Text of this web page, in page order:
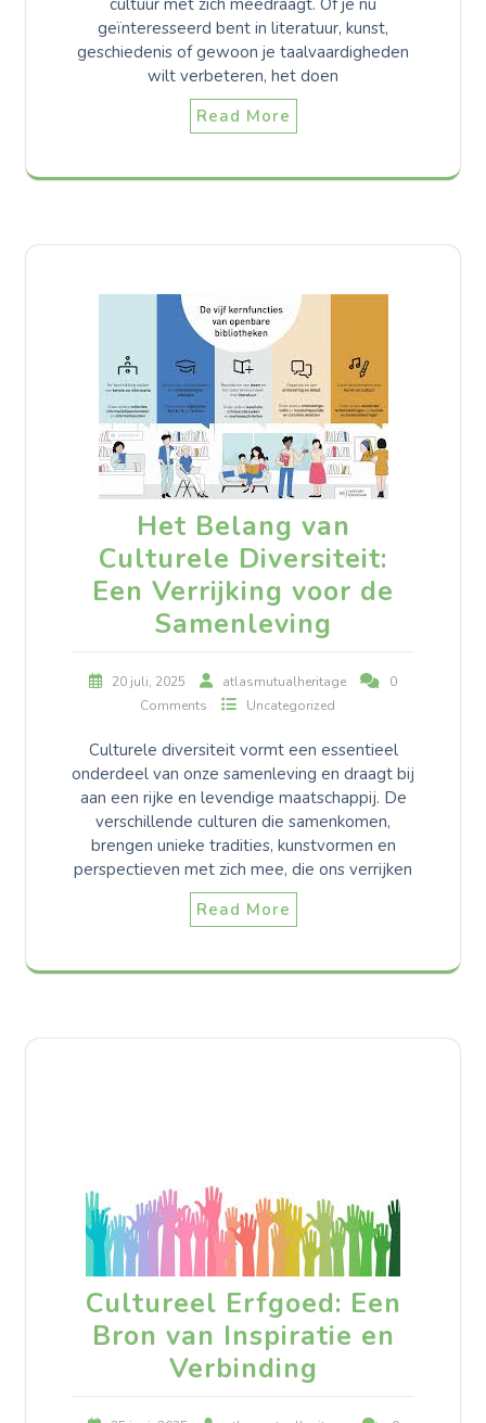
cultuur met zich meedraagt. Of je nu
geïnteresseerd bent in literatuur, kunst,
geschiedenis of gewoon je taalvaardigheden
wilt verbeteren, het doen
Read More
Het Belang van
Culturele Diversiteit:
Een Verrijking voor de
Samenleving
20 juli, 2025 atlasmutualheritage
0
Comments
Uncategorized
Culturele diversiteit vormt een essentieel
onderdeel van onze samenleving en draagt bij
aan een rijke en levendige maatschappij. De
verschillende culturen die samenkomen,
brengen unieke tradities, kunstvormen en
perspectieven met zich mee, die ons verrijken
Read More
Cultureel Erfgoed: Een
Bron van Inspiratie en
Verbinding